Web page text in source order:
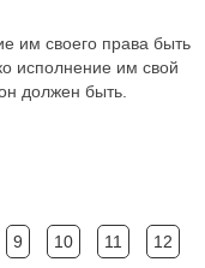
им своего права быть
исполнение им свой
должен быть.
9 10 11 12